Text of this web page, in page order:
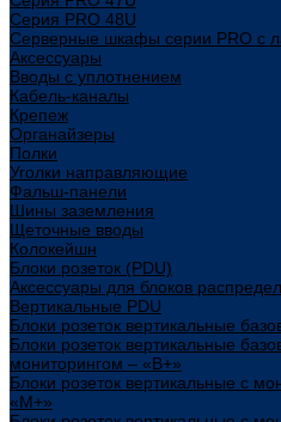
Серия PRO 48U
Серверные шкафы серии PRO с
Аксессуары
Вводы с уплотнением
Кабель-каналы
Крепеж
Органайзеры
Полки
Уголки направляющие
Фальш-панели
Шины заземления
Щеточные вводы
Колокейшн
Блоки розеток (PDU)
Аксессуары для блоков
Вертикальные PDU
Блоки розеток вертикальные
Блоки розеток вертикальные
мониторингом – «В+»
Блоки розеток вертикальные с
«М+»